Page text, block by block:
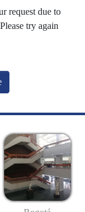
request due to
try again